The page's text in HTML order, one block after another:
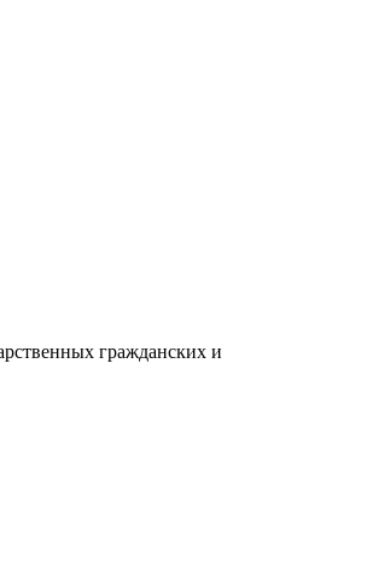
гражданских и